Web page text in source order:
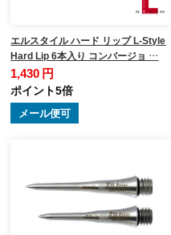
エルスタイル ハード リップ L-Style
Hard Lip 6本入り コンバージョ …
1,430 円
ポイント5倍
メール便可